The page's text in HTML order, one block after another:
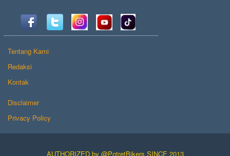
Tentang Kami
Redaksi
Kontak
Disclaimer
Privacy Policy
AUTHORIZED by @PotretBikers SINCE 2013